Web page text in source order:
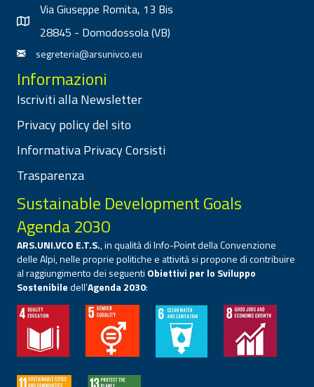
Via Giuseppe Romita, 13 Bis
28845 - Domodossola (VB)
segreteria@arsunivco.eu
Informazioni
Iscriviti alla Newsletter
Privacy policy del sito
Informativa Privacy Corsisti
Trasparenza
Sustainable Development Goals
Agenda 2030
ARS.UNI.VCO E.T.S., in qualità di Info-Point della Convenzione
delle Alpi, nelle proprie politiche e attività si propone di contribuire
al raggiungimento dei seguenti Obiettivi per lo Sviluppo
Sostenibiledell’Agenda 2030: